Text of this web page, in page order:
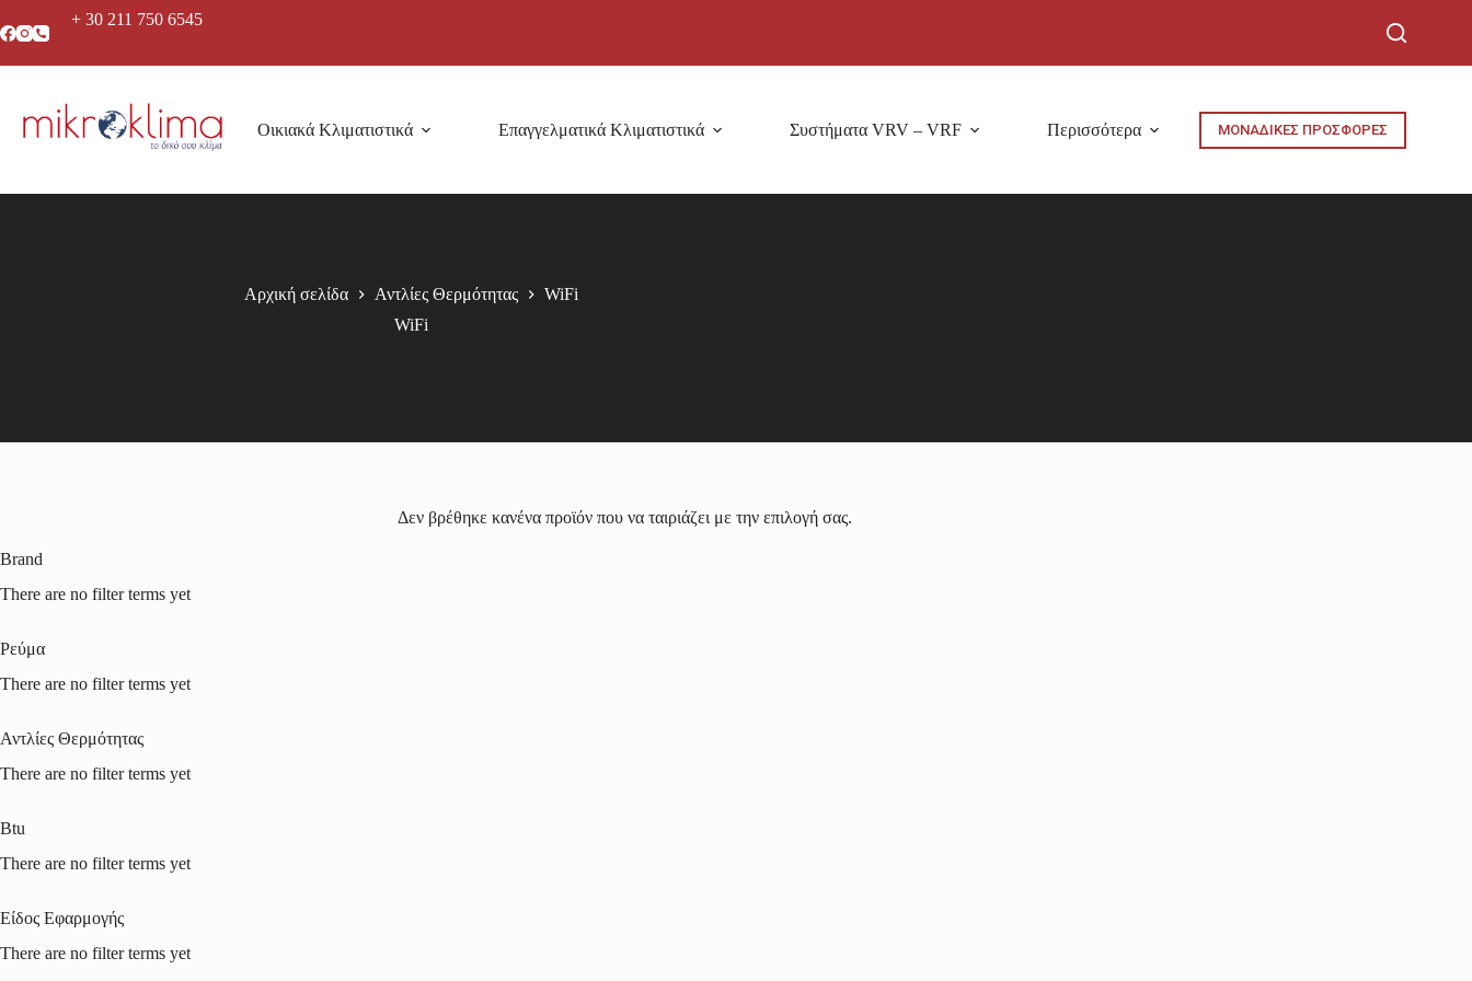
+ 30 211 750 6545
Οικιακά Κλιματιστικά Επαγγελματικά Κλιματιστικά Συστήματα VRV – VRF Περισσότερα ΜΟΝΑΔΙΚΕΣ ΠΡΟΣΦΟΡΕΣ
Αρχική σελίδα Αντλίες Θερμότητας
WiFi
WiFi
Δεν βρέθηκε κανένα προϊόν που να ταιριάζει με την επιλογή σας.
Brand
There are no filter terms yet
Ρεύμα
There are no filter terms yet
Αντλίες Θερμότητας
There are no filter terms yet
Btu
There are no filter terms yet
Είδος Εφαρμογής
There are no filter terms yet